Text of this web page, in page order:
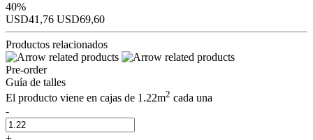
40%
USD41,76 USD69,60
Productos relacionados
Pre-order
Guía de talles
El producto viene en cajas de 1.22m2 cada una
-